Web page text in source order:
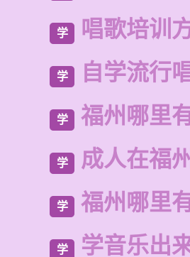
学 唱歌培训
学 自学流行
学 福州哪里
学 成人在福
学 福州哪里
学 学音乐出